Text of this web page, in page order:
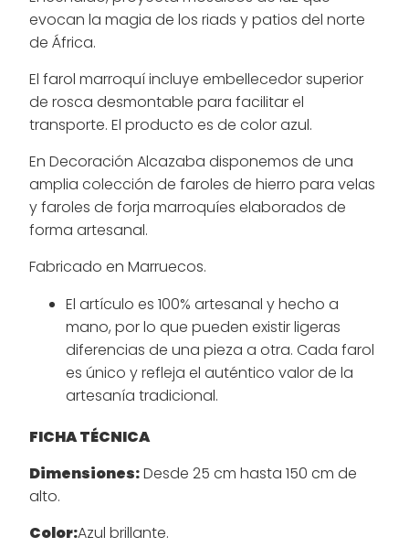
evocan la magia de los riads y patios del norte
de África.
El farol marroquí incluye embellecedor superior
de rosca desmontable para facilitar el
transporte. El producto es de color azul.
En Decoración Alcazaba disponemos de una
amplia colección de faroles de hierro para velas
y faroles de forja marroquíes elaborados de
forma artesanal.
Fabricado en Marruecos.
El artículo es 100% artesanal y hecho a
mano, por lo que pueden existir ligeras
diferencias de una pieza a otra. Cada farol
es único y refleja el auténtico valor de la
artesanía tradicional.
FICHA TÉCNICA
Dimensiones:Desde 25 cm hasta 150 cm de
alto.
Color:Azul brillante.